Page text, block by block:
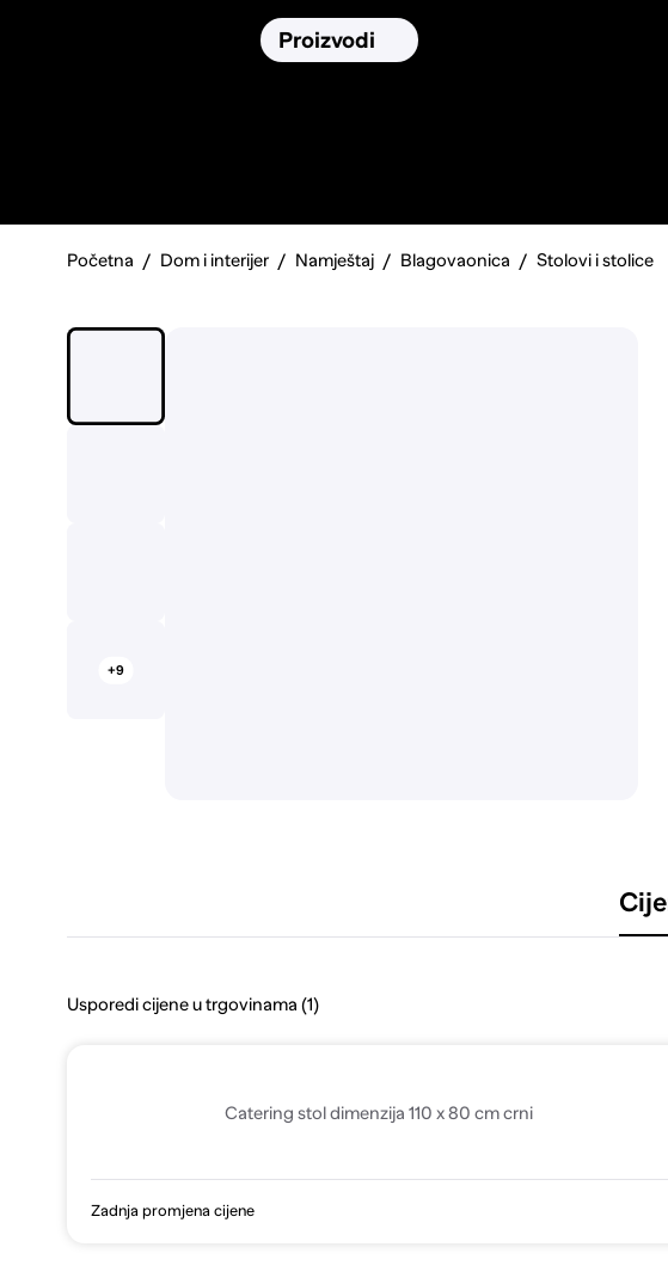
Proizvodi
Početna Dom i interijer Namještaj Blagovaonica Stolovi i stolice
+9
Usporedi cijene u trgovinama (1)
Catering stol dimenzija 110 x 80 cm crni
Zadnja promjena cijene